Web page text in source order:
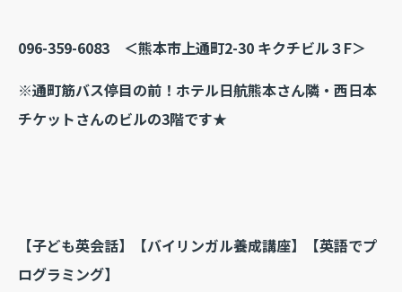
096-359-6083 ＜熊本市上通町2-30 キクチビル３F＞
※通町筋バス停目の前！ ホテル日航熊本さん隣・西日本
チケットさんのビルの3階です★
【子ども英会話】【バイリンガル養成講座】【英語でプ
ログラミング】